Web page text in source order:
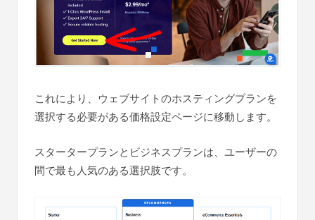
これにより、ウェブサイトのホスティングプランを
選択する必要がある価格設定ページに移動します。
スタータープランとビジネスプランは、ユーザーの
間で最も人気のある選択肢です。